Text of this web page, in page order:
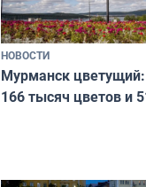
НОВОСТИ
Мурманск
166 тысяч цветов и